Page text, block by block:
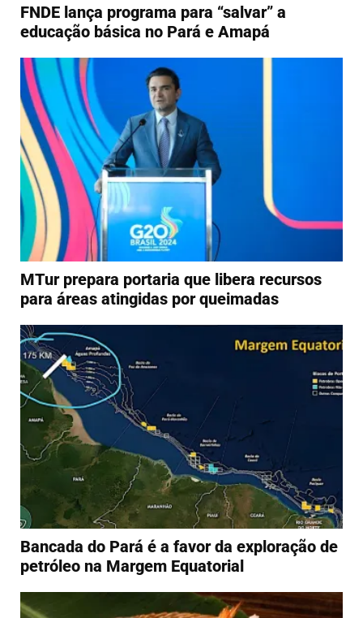
FNDE lança programa para “salvar” a
educação básica no Pará e Amapá
MTur prepara portaria que libera recursos
para áreas atingidas por queimadas
Bancada do Pará é a favor da exploração de
petróleo na Margem Equatorial